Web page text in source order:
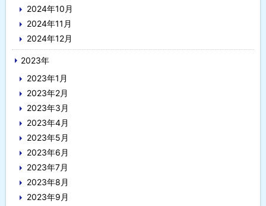
2024年10月
2024年11月
2024年12月
2023年
2023年1月
2023年2月
2023年3月
2023年4月
2023年5月
2023年6月
2023年7月
2023年8月
2023年9月